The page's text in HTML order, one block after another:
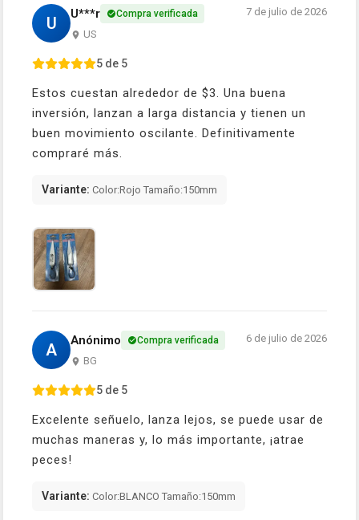
U U***r Compra verificada
US
7 de julio de 2026
5 de 5
Estos cuestan alrededor de $3. Una buena
inversión, lanzan a larga distancia y tienen un
buen movimiento oscilante. Definitivamente
compraré más.
Variante: Color:Rojo Tamaño:150mm
A Anónimo Compra verificada
BG
6 de julio de 2026
5 de 5
Excelente señuelo, lanza lejos, se puede usar de
muchas maneras y, lo más importante, ¡atrae
peces!
Variante: Color:BLANCO Tamaño:150mm